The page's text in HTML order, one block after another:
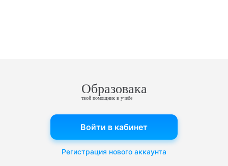
Образовака
твой помощник в учебе
Войти в кабинет
Регистрация нового аккаунта